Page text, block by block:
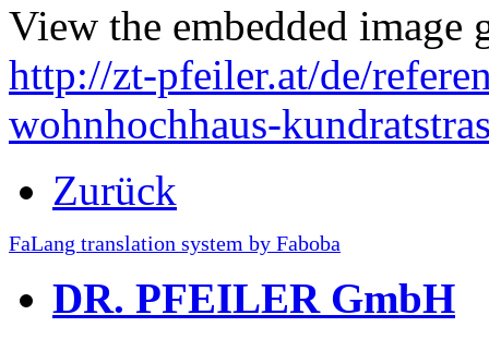
View the embedded image
http://zt-pfeiler.at/de/
wohnhochhaus-
Zurück
FaLang translation system by Faboba
DR. PFEILER GmbH